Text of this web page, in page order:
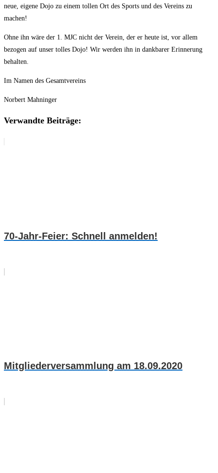
neue, eigene Dojo zu einem tollen Ort des Sports und des Vereins zu
machen!
Ohne ihn wäre der 1. MJC nicht der Verein, der er heute ist, vor allem
bezogen auf unser tolles Dojo! Wir werden ihn in dankbarer Erinnerung
behalten.
Im Namen des Gesamtvereins
Norbert Mahninger
Verwandte Beiträge:
70-Jahr-Feier: Schnell anmelden!
Mitgliederversammlung am 18.09.2020